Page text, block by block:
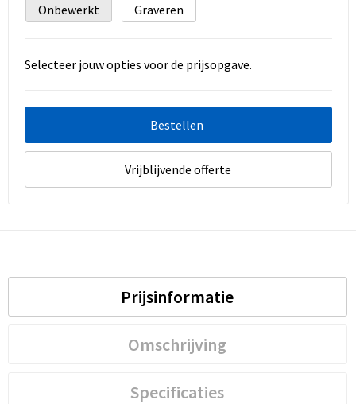
Onbewerkt
Graveren
Selecteer jouw opties voor de prijsopgave.
Bestellen
Vrijblijvende offerte
Prijsinformatie
Omschrijving
Specificaties